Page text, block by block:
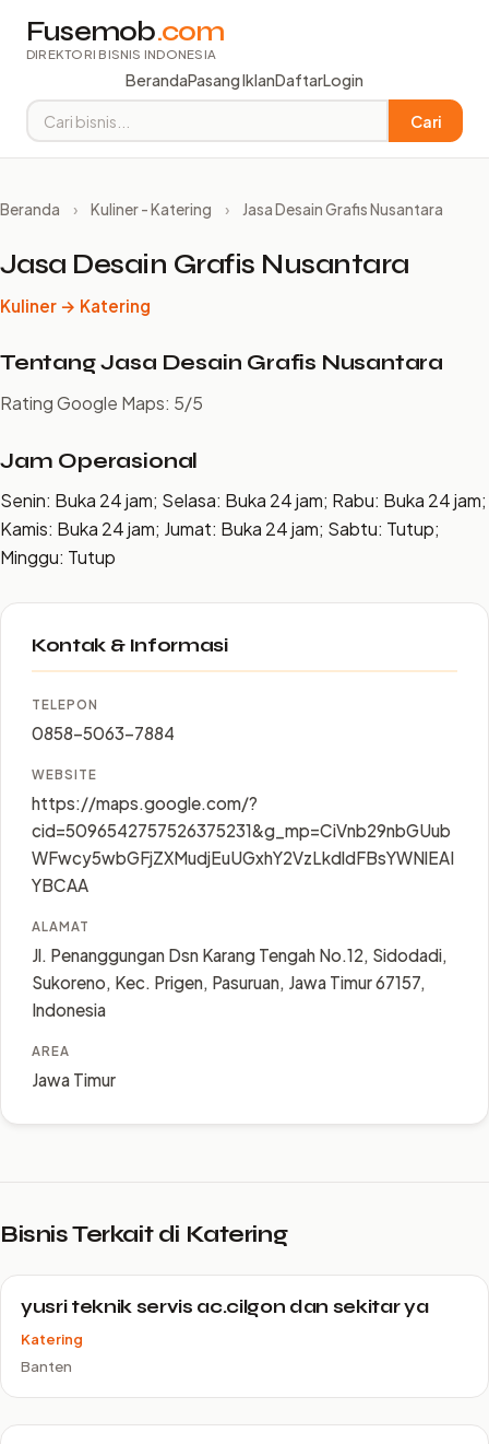
Fusemob.com
DIREKTORI BISNIS INDONESIA
BerandaPasang IklanDaftarLogin
Cari
Beranda › Kuliner - Katering › Jasa Desain Grafis Nusantara
Jasa Desain Grafis Nusantara
Kuliner → Katering
Tentang Jasa Desain Grafis Nusantara
Rating Google Maps: 5/5
Jam Operasional
Senin: Buka 24 jam; Selasa: Buka 24 jam; Rabu: Buka 24 jam;
Kamis: Buka 24 jam; Jumat: Buka 24 jam; Sabtu: Tutup;
Minggu: Tutup
Kontak & Informasi
TELEPON
0858-5063-7884
WEBSITE
https://maps.google.com/?
cid=5096542757526375231&g_mp=CiVnb29nbGUub
WFwcy5wbGFjZXMudjEuUGxhY2VzLkdldFBsYWNlEAI
YBCAA
ALAMAT
Jl. Penanggungan Dsn Karang Tengah No.12, Sidodadi,
Sukoreno, Kec. Prigen, Pasuruan, Jawa Timur 67157,
Indonesia
AREA
Jawa Timur
Bisnis Terkait di Katering
yusri teknik servis ac.cilgon dan sekitar ya
Katering
Banten